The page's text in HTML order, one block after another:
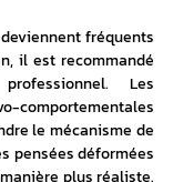
fréquents
il est recommandé
Les
le mécanisme de
pensées déformées
plus réaliste.